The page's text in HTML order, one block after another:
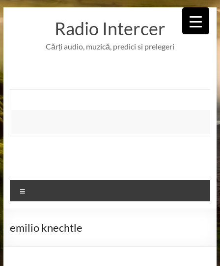
Skip
to
Radio Intercer
Cărți audio, muzică, predici si prelegeri
emilio knechtle